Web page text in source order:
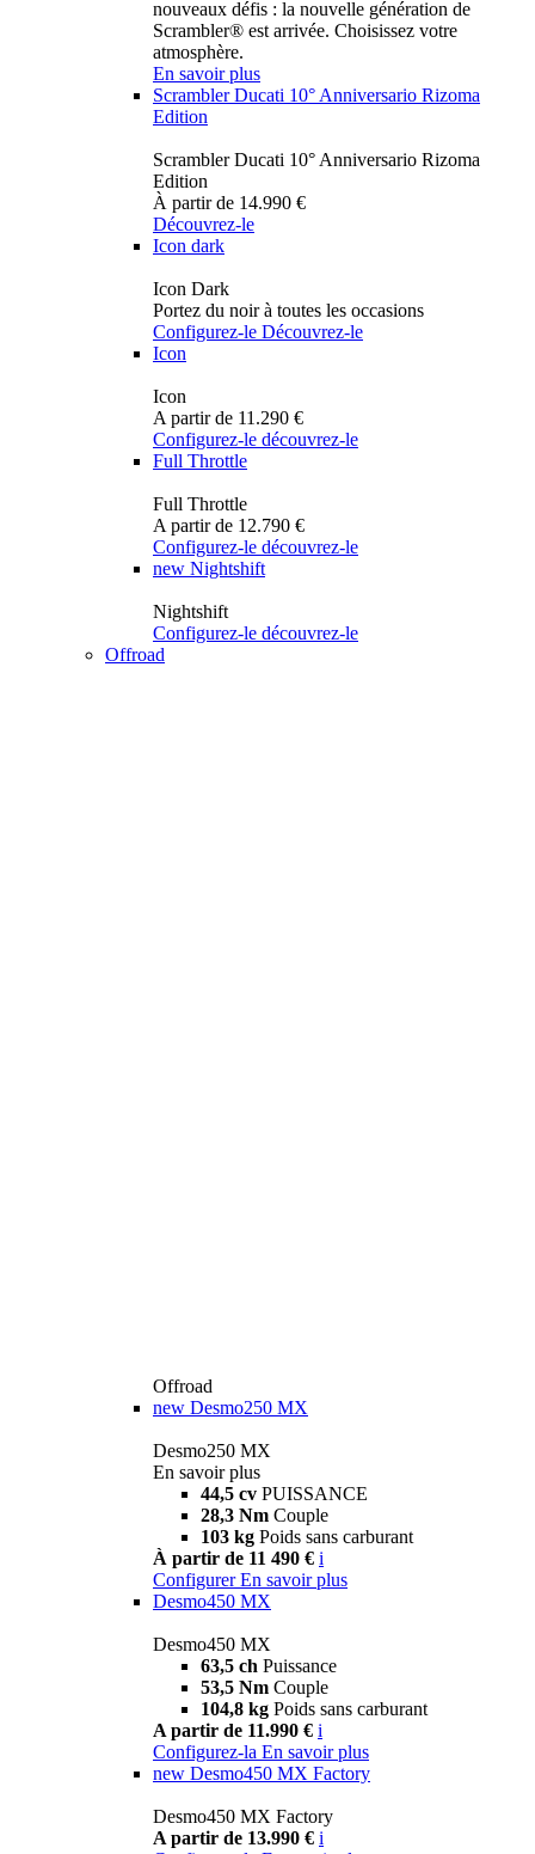
nouveaux défis : la nouvelle génération de
Scrambler® est arrivée. Choisissez votre
atmosphère.
En savoir plus
Scrambler Ducati 10° Anniversario Rizoma
Edition
Scrambler Ducati 10° Anniversario Rizoma
Edition
À partir de 14.990 €
Découvrez-le
Icon dark
Icon Dark
Portez du noir à toutes les occasions
Configurez-le Découvrez-le
Icon
Icon
A partir de 11.290 €
Configurez-le découvrez-le
Full Throttle
Full Throttle
A partir de 12.790 €
Configurez-le découvrez-le
new Nightshift
Nightshift
Configurez-le découvrez-le
Offroad
Offroad
new Desmo250 MX
Desmo250 MX
En savoir plus
44,5 cv PUISSANCE
28,3 Nm Couple
103 kg Poids sans carburant
À partir de 11 490 € i
Configurer En savoir plus
Desmo450 MX
Desmo450 MX
63,5 ch Puissance
53,5 Nm Couple
104,8 kg Poids sans carburant
A partir de 11.990 € i
Configurez-la En savoir plus
new Desmo450 MX Factory
Desmo450 MX Factory
A partir de 13.990 € i